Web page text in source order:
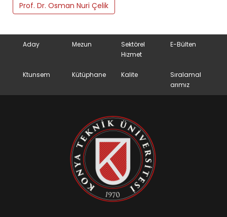
Prof. Dr. Osman Nuri Çelik
Aday Mezun
Sektörel
Hizmet
E-Bülten
Ktunsem Kütüphane Kalite
Sıralamal
arımız